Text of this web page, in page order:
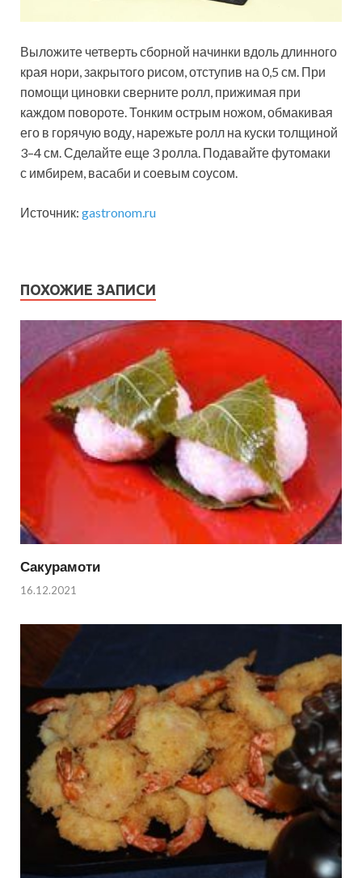
Выложите четверть сборной начинки­ вдоль длинного
края нори,­ закрытого рисом, отступив на 0,5 см. При
помощи циновки сверните ролл, прижимая при
каждом повороте. Тонким острым ножом, обмакивая
его в горячую воду, нарежьте ролл на куски толщиной
3–4 см. Сделайте­ еще 3 ролла. Подавайте футомаки
с имбирем, васаби и соевым соусом.­
Источник: gastronom.ru
ПОХОЖИЕ ЗАПИСИ
Сакурамоти
16.12.2021